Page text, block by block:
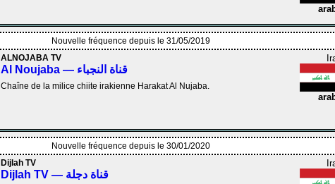
Nouvelle fréquence depuis le 31/05/2019
ALNOJABA TV
Al Noujaba — قناة النجباء
Chaîne de la milice chiite irakienne Harakat Al Nujaba.
Nouvelle fréquence depuis le 30/01/2020
Dijlah TV
Dijlah TV — قناة دجلة